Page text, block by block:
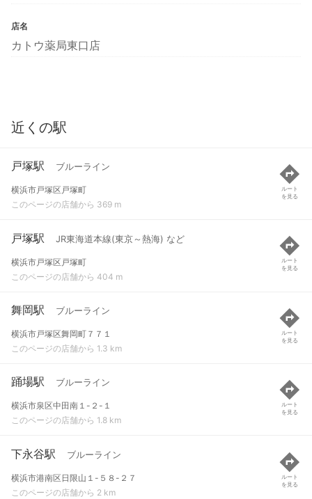
店名
カトウ薬局東口店
近くの駅
戸塚駅 ブルーライン
横浜市戸塚区戸塚町
このページの店舗から 369 m
ルート
を見る
戸塚駅 JR東海道本線(東京～熱海) など
横浜市戸塚区戸塚町
このページの店舗から 404 m
ルート
を見る
舞岡駅 ブルーライン
横浜市戸塚区舞岡町７７１
このページの店舗から 1.3 km
ルート
を見る
踊場駅 ブルーライン
横浜市泉区中田南１-２-１
このページの店舗から 1.8 km
ルート
を見る
下永谷駅 ブルーライン
横浜市港南区日限山１-５８-２７
このページの店舗から 2 km
ルート
を見る